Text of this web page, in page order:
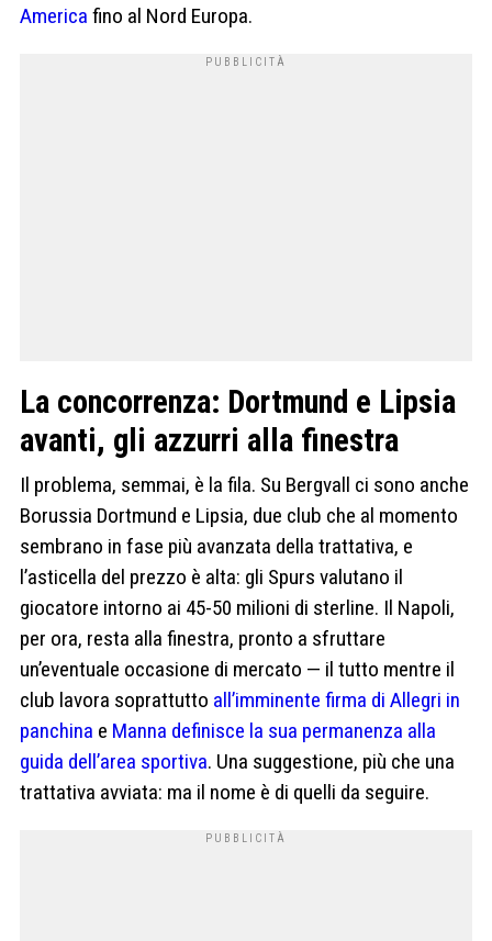
America fino al Nord Europa.
La concorrenza: Dortmund e Lipsia
avanti, gli azzurri alla finestra
Il problema, semmai, è la fila. Su Bergvall ci sono anche
Borussia Dortmund e Lipsia, due club che al momento
sembrano in fase più avanzata della trattativa, e
l’asticella del prezzo è alta: gli Spurs valutano il
giocatore intorno ai 45-50 milioni di sterline. Il Napoli,
per ora, resta alla finestra, pronto a sfruttare
un’eventuale occasione di mercato — il tutto mentre il
club lavora soprattutto all’imminente firma di Allegri in
panchina e Manna definisce la sua permanenza alla
guida dell’area sportiva. Una suggestione, più che una
trattativa avviata: ma il nome è di quelli da seguire.